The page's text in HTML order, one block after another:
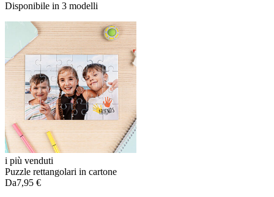
Disponibile in 3 modelli
i più venduti
Puzzle rettangolari in cartone
Da7,95 €